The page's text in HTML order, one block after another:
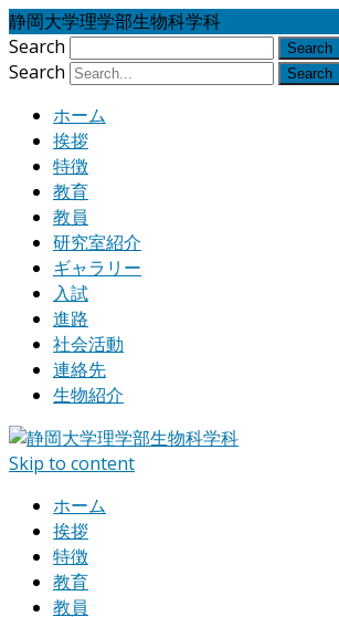
静岡大学理学部生物科学科
Search
Search
ホーム
挨拶
特徴
教育
教員
研究室紹介
ギャラリー
入試
進路
社会活動
連絡先
生物紹介
Skip to content
ホーム
挨拶
特徴
教育
教員